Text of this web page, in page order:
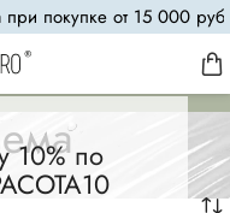
10% по
покупке от 15 000